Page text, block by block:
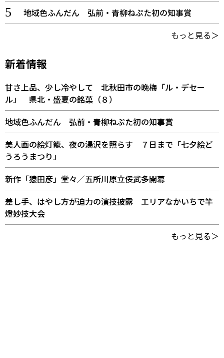
地域色ふんだん 弘前・青柳ねぷた初の知事賞
もっと見る＞
新着情報
甘さ上品、少し冷やして 北秋田市の晩梅「ル・デセー
ル」 県北・盛夏の銘菓（８）
地域色ふんだん 弘前・青柳ねぷた初の知事賞
美人画の絵灯籠、夜の湯沢を照らす ７日まで「七夕絵ど
うろうまつり」
新作「猿田彦」堂々／五所川原立佞武多開幕
差し手、はやし方が迫力の演技披露 エリアなかいちで竿
燈妙技大会
もっと見る＞